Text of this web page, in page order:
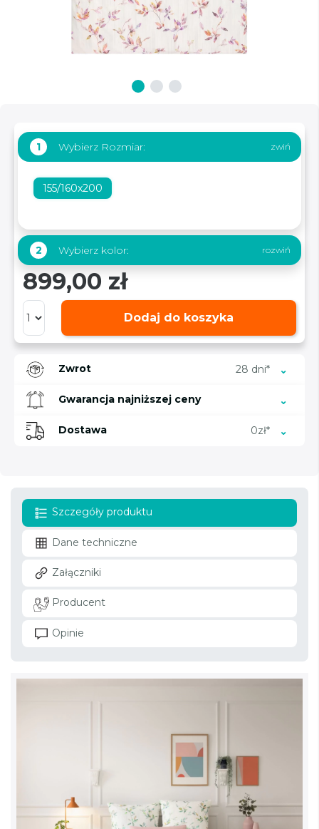
1 Wybierz Rozmiar:
155/160x200
2 Wybierz kolor:
899,00 zł
Dodaj do koszyka
Zwrot 28 dni*
Gwarancja najniższej ceny
Dostawa 0zł*
Szczegóły produktu
Dane techniczne
Załączniki
Producent
Opinie